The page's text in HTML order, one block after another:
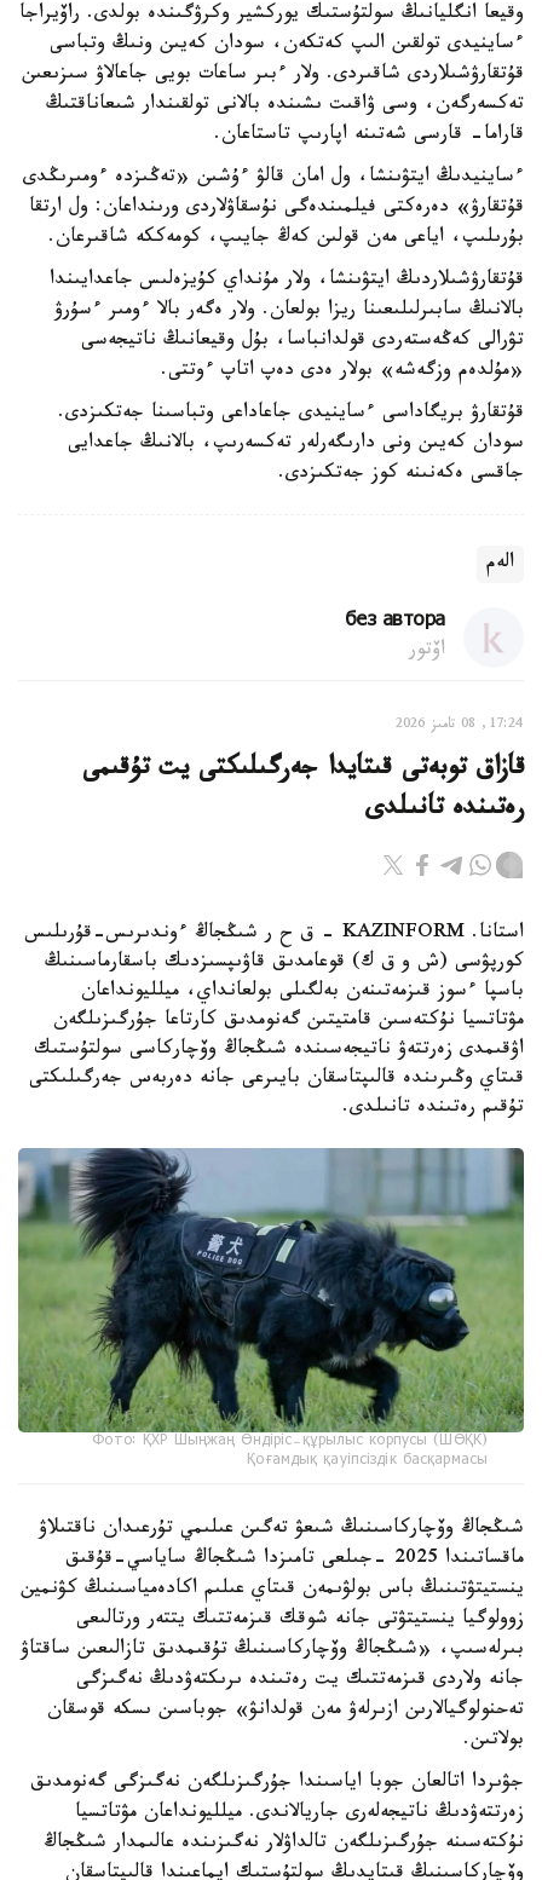
وقيعا انگليانىڭ سولتۇستىك يوركشير وكرۋگىندە بولدى. راۆيراجا
ءساينيدى تولقىن الىپ كەتكەن، سودان كەيىن ونىڭ وتباسى
قۇتقارۋشىلاردى شاقىردى. ولار ءبىر ساعات بويى جاعالاۋ سىزىعىن
تەكسەرگەن، وسى ۋاقىت ىشىندە بالانى تولقىندار شىعاناقتىڭ
قاراما- قارسى شەتىنە اپارىپ تاستاعان.
ءساينيدىڭ ايتۋىنشا، ول امان قالۋ ءۇشىن «تەڭىزدە ءومىرىڭدى
قۇتقارۋ» دەرەكتى فيلمىندەگى نۇسقاۋلاردى ورىنداعان: ول ارتقا
بۇرىلىپ، اياعى مەن قولىن كەڭ جايىپ، كومەككە شاقىرعان.
قۇتقارۋشىلاردىڭ ايتۋىنشا، ولار مۇنداي كۇيزەلىس جاعدايىندا
بالانىڭ سابىرلىلىعىنا ريزا بولعان. ولار ەگەر بالا ءومىر ءسۇرۋ
تۋرالى كەڭەستەردى قولدانباسا، بۇل وقيعانىڭ ناتيجەسى
«مۇلدەم وزگەشە» بولار ەدى دەپ اتاپ ءوتتى.
قۇتقارۋ بريگاداسى ءساينيدى جاعاداعى وتباسىنا جەتكىزدى.
سودان كەيىن ونى دارىگەرلەر تەكسەرىپ، بالانىڭ جاعدايى
جاقسى ەكەنىنە كوز جەتكىزدى.
الەم
без автора
اۆتور
17:24, 08 تامىز 2026
قازاق توبەتى قىتايدا جەرگىلىكتى يت تۇقىمى
رەتىندە تانىلدى
استانا. KAZINFORM – ق ح ر شىڭجاڭ ءوندىرىس-قۇرىلىس
كورپۋسى (ش و ق ك) قوعامدىق قاۋىپسىزدىك باسقارماسىنىڭ
باسپا ءسوز قىزمەتىنەن بەلگىلى بولعانداي، ميلليونداعان
مۋتاتسيا نۇكتەسىن قامتيتىن گەنومدىق كارتاعا جۇرگىزىلگەن
اۋقىمدى زەرتتەۋ ناتيجەسىندە شىڭجاڭ وۆچاركاسى سولتۇستىك
قىتاي وڭىرىندە قالىپتاسقان بايىرعى جانە دەربەس جەرگىلىكتى
تۇقىم رەتىندە تانىلدى.
Фото: ҚХР Шыңжаң Өндіріс-құрылыс корпусы (ШӨҚК)
Қоғамдық қауіпсіздік басқармасы
شىڭجاڭ وۆچاركاسىنىڭ شىعۋ تەگىن عىلىمي تۇرعىدان ناقتىلاۋ
ماقساتىندا 2025 -جىلعى تامىزدا شىڭجاڭ ساياسي-قۇقىق
ينستيتۋتىنىڭ باس بولۋىمەن قىتاي عىلىم اكادەمياسىنىڭ كۋنمين
زوولوگيا ينستيتۋتى جانە شوقك قىزمەتتىك يتتەر ورتالىعى
بىرلەسىپ، «شىڭجاڭ وۆچاركاسىنىڭ تۇقىمدىق تازالىعىن ساقتاۋ
جانە ولاردى قىزمەتتىك يت رەتىندە ىرىكتەۋدىڭ نەگىزگى
تەحنولوگيالارىن ازىرلەۋ مەن قولدانۋ» جوباسىن ىسكە قوسقان
بولاتىن.
جۋىردا اتالعان جوبا اياسىندا جۇرگىزىلگەن نەگىزگى گەنومدىق
زەرتتەۋدىڭ ناتيجەلەرى جاريالاندى. ميلليونداعان مۋتاتسيا
نۇكتەسىنە جۇرگىزىلگەن تالداۋلار نەگىزىندە عالىمدار شىڭجاڭ